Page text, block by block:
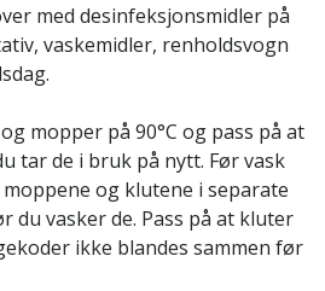
med desinfeksjonsmidler på
vaskemidler, renholdsvogn
mopper på 90°C og pass på at
tar de i bruk på nytt. Før vask
og klutene i separate
du vasker de. Pass på at kluter
ikke blandes sammen før